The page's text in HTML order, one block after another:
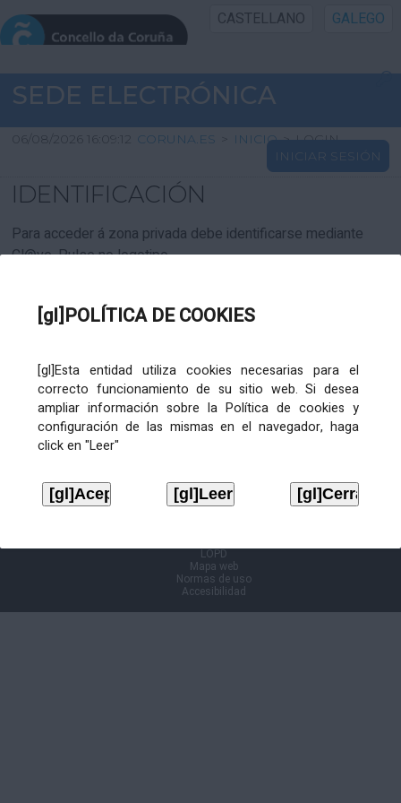
[gl]POLÍTICA DE COOKIES
[gl]Esta entidad utiliza cookies necesarias para el
correcto funcionamiento de su sitio web. Si desea
ampliar información sobre la Política de cookies y
configuración de las mismas en el navegador, haga
click en "Leer"
CASTELLANO GALEGO
INICIO SEDE
INICIO
INFORMACIÓN PÚBLICA
CARTAFOL CIDADÁN
SEDE ELECTRÓNICA
06/08/2026 16:09:12 CORUNA.ES > INICIO > LOGIN
INICIAR SESIÓN
IDENTIFICACIÓN
Para acceder á zona privada debe identificarse mediante
Cl@ve. Pulse no logotipo
LOPD
Mapa web
Normas de uso
Accesibilidad